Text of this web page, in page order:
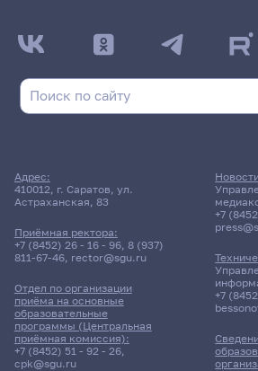
Адрес:
410012, г. Саратов, ул.
Астраханская, 83
Приёмная ректора:
+7 (8452) 26 - 16 - 96, 8 (937)
811-67-46, rector@sgu.ru
Отдел по организации
приёма на основные
образовательные
программы (Центральная
приёмная комиссия):
+7 (8452) 51 - 92 - 26,
cpk@sgu.ru
+7
+7